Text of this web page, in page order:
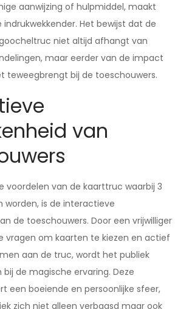
aanwijzing of hulpmiddel, maakt
Het bewijst dat de
niet altijd afhangt van
maar eerder van de impact
teweegbrengt bij de toeschouwers.
van
voordelen van de kaarttruc waarbij 3
worden, is de interactieve
de toeschouwers. Door een vrijwilliger
vragen om kaarten te kiezen en actief
aan de truc, wordt het publiek
de magische ervaring. Deze
een boeiende en persoonlijke sfeer,
zich niet alleen verbaasd maar ook